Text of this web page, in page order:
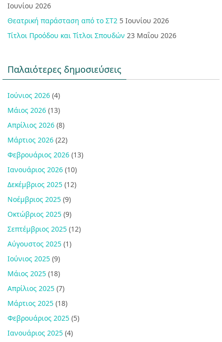
Ιουνίου 2026
Θεατρική παράσταση από το ΣΤ2 5 Ιουνίου 2026
Τίτλοι Προόδου και Τίτλοι Σπουδών 23 Μαΐου 2026
Παλαιότερες δημοσιεύσεις
Ιούνιος 2026 (4)
Μάιος 2026 (13)
Απρίλιος 2026 (8)
Μάρτιος 2026 (22)
Φεβρουάριος 2026 (13)
Ιανουάριος 2026 (10)
Δεκέμβριος 2025 (12)
Νοέμβριος 2025 (9)
Οκτώβριος 2025 (9)
Σεπτέμβριος 2025 (12)
Αύγουστος 2025 (1)
Ιούνιος 2025 (9)
Μάιος 2025 (18)
Απρίλιος 2025 (7)
Μάρτιος 2025 (18)
Φεβρουάριος 2025 (5)
Ιανουάριος 2025 (4)